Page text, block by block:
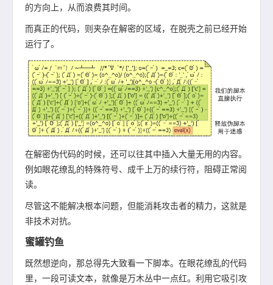
的方向上，从而浪费其时间。
而真正的代码，则夹杂在解密的区域，在脱壳之前已经开始
运行了。
在解密伪代码的时候，还可以往其中插入大量无用的内容。
例如眼花缭乱的特殊符号、成千上万的续行符，阻碍正常阅
读。
尽管这不能解决根本问题，但能消耗攻击者的精力，这就是
非技术对抗。
蜜罐钓鱼
既然想逆向，那总得先大致看一下脚本。在眼花缭乱的代码
里，一段可读文本，就像是万木丛中一点红。利用它吸引攻